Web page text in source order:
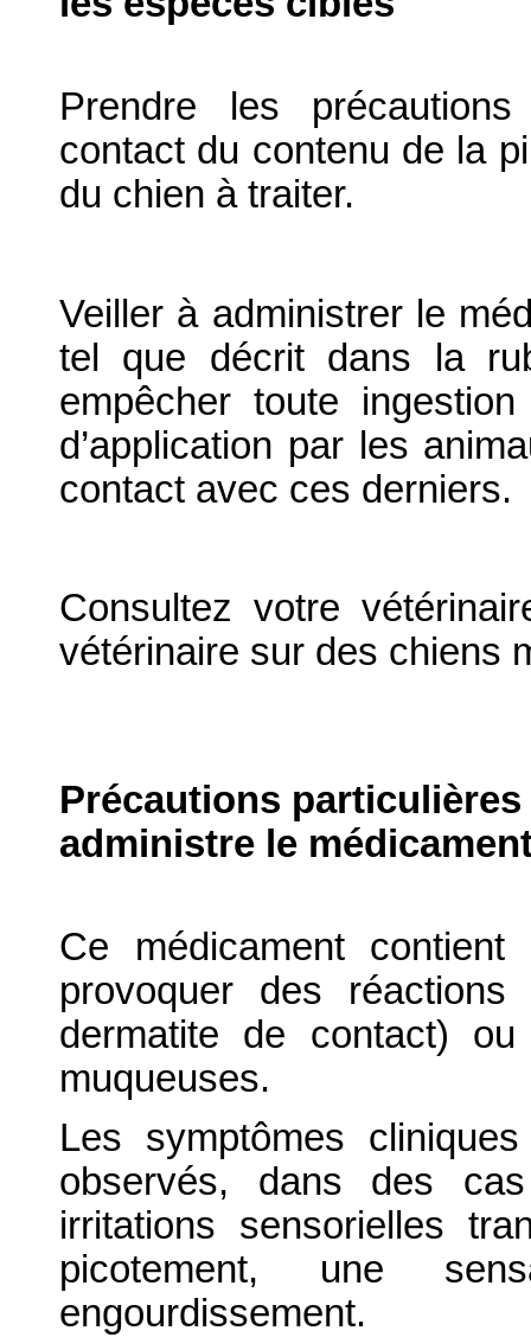
Prendre les
contact du contenu de la
du chien à traiter.
Veiller à administrer le
tel que décrit dans la
empêcher toute
d’application par les
contact avec ces derniers.
Consultez votre
vétérinaire sur des chiens
Précautions
administre le
Ce médicament
provoquer des
dermatite de contact)
muqueuses.
Les symptômes
observés, dans des
irritations sensorielles
picotement, une
engourdissement.